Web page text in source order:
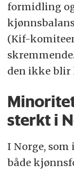
formidling
(Kif-
den ikke blir
sterkt i
I Norge, som
både